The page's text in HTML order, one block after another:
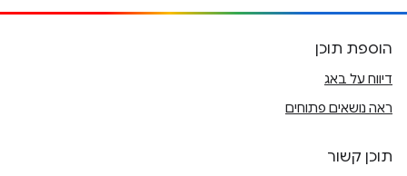
הוספת תוכן
דיווח על באג
ראה נושאים פתוחים
תוכן קשור